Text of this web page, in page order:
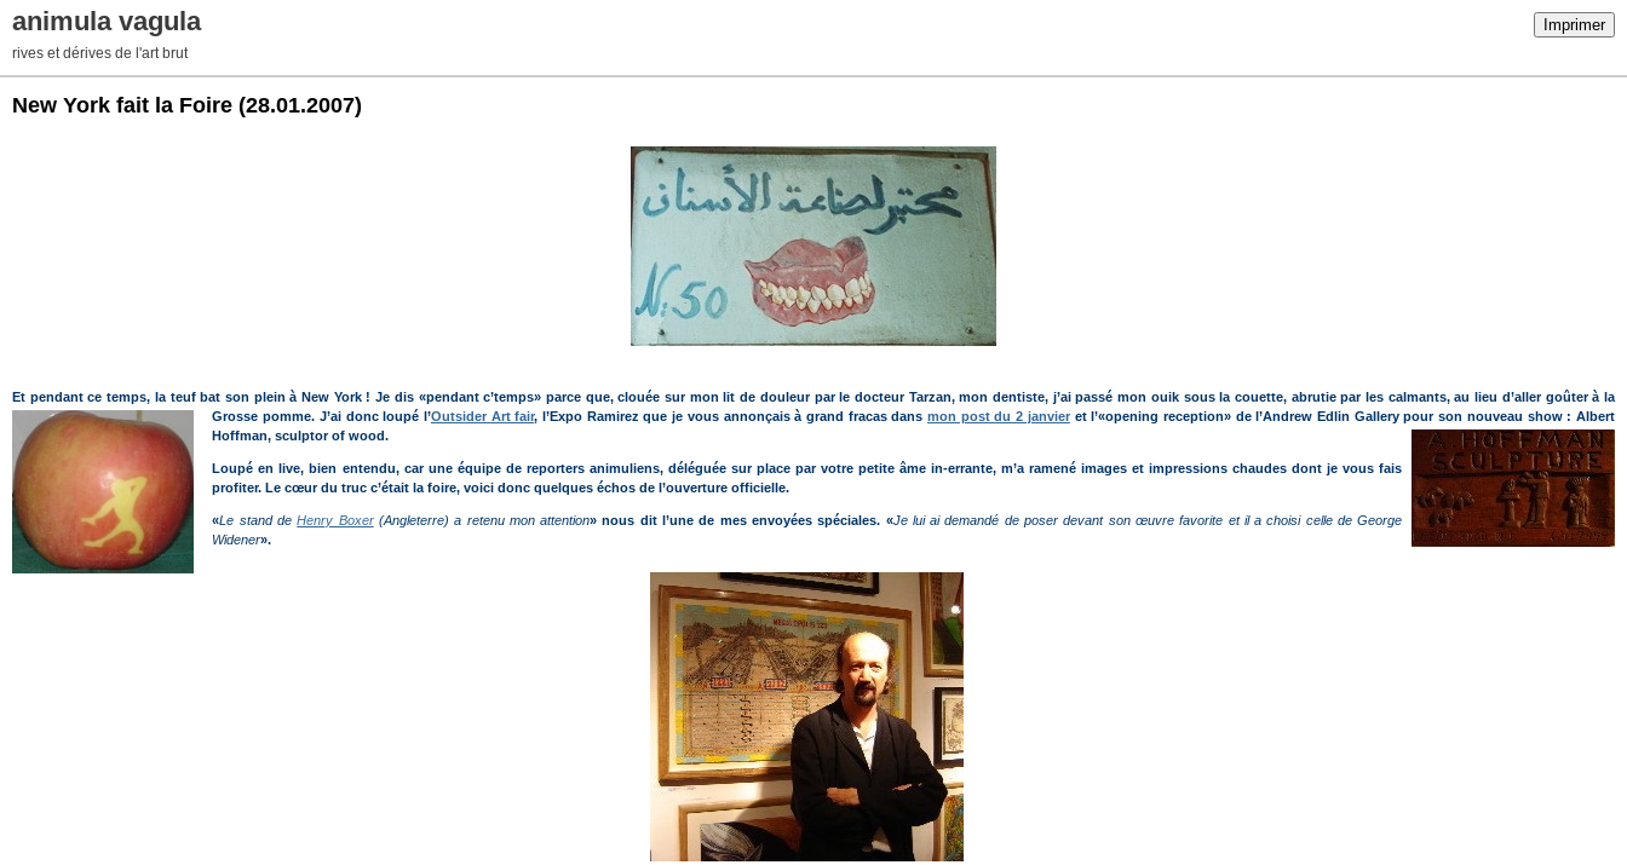
Imprimer
animula vagula
rives et dérives de l'art brut
New York fait la Foire (28.01.2007)
Et pendant ce temps, la teuf bat son plein à New York ! Je dis «pendant c’temps» parce que, clouée sur mon lit de douleur par le docteur Tarzan, mon dentiste, j’ai passé mon ouik sous la couette, abrutie par les calmants, au lieu d’aller goûter à la
Grosse pomme. J’ai donc loupé l’Outsider Art fair, l’Expo Ramirez que je vous annonçais à grand fracas dansmon post du 2 janvieret l’«opening reception» de l’Andrew Edlin Gallery pour son nouveau show : Albert
Hoffman, sculptor of wood.
Loupé en live, bien entendu, car une équipe de reporters animuliens, déléguée sur place par votre petite âme in-errante, m’a ramené images et impressions chaudes dont je vous fais
profiter. Le cœur du truc c’était la foire, voici donc quelques échos de l’ouverture officielle.
«Le stand deHenry Boxer(Angleterre) a retenu mon attention» nous dit l’une de mes envoyées spéciales. «Je lui ai demandé de poser devant son œuvre favorite et il a choisi celle de George
Widener».